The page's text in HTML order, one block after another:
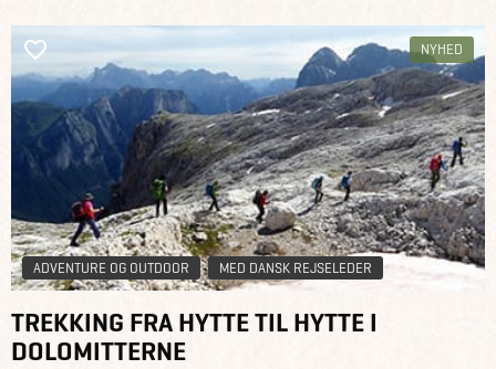
NYHED
ADVENTURE OG OUTDOOR MED DANSK REJSELEDER
TREKKING FRA HYTTE TIL HYTTE I
DOLOMITTERNE